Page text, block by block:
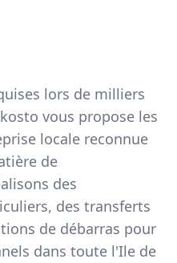
lors de milliers
vous propose les
locale reconnue
de
des
des transferts
de débarras pour
dans toute l'Ile de